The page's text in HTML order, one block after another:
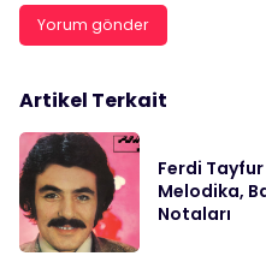
Artikel Terkait
Ferdi
Melodika,
Notaları